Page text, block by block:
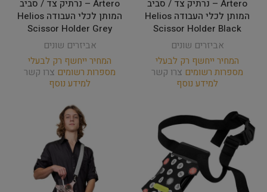
Artero – נרתיק צד / סביב
המותן לכלי העבודה Helios
Scissor Holder Black
אביזרים שונים
המחיר ייחשף רק לבעלי
מספרות רשומים צרו קשר
למידע נוסף
Artero – נרתיק צד / סביב
המותן לכלי העבודה Helios
Scissor Holder Grey
אביזרים שונים
המחיר ייחשף רק לבעלי
מספרות רשומים צרו קשר
למידע נוסף